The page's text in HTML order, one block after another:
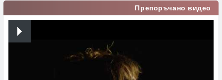
Препоръчано видео